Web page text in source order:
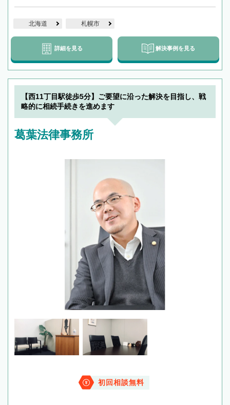
北海道 札幌市
詳細を見る 解決事例を見る
【西11丁目駅徒歩5分】ご要望に沿った解決を目指し、戦
略的に相続手続きを進めます
葛葉法律事務所
初回相談無料